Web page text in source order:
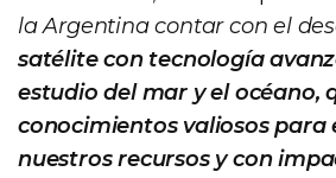
la Argentina contar con el
satélite con tecnología
estudio del mar y el océano,
conocimientos valiosos para
nuestros recursos y con